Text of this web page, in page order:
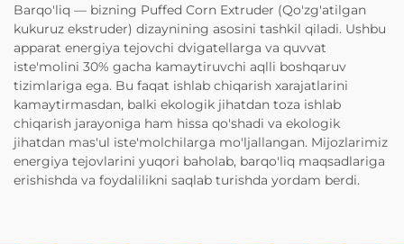
Barqo'liq — bizning Puffed Corn Extruder (Qo'zg'atilgan
kukuruz ekstruder) dizaynining asosini tashkil qiladi. Ushbu
apparat energiya tejovchi dvigatellarga va quvvat
iste'molini 30% gacha kamaytiruvchi aqlli boshqaruv
tizimlariga ega. Bu faqat ishlab chiqarish xarajatlarini
kamaytirmasdan, balki ekologik jihatdan toza ishlab
chiqarish jarayoniga ham hissa qo'shadi va ekologik
jihatdan mas'ul iste'molchilarga mo'ljallangan. Mijozlarimiz
energiya tejovlarini yuqori baholab, barqo'liq maqsadlariga
erishishda va foydalilikni saqlab turishda yordam berdi.